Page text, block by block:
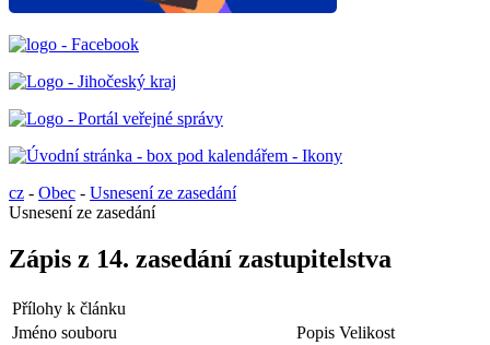
cz - Obec - Usnesení ze zasedání
Usnesení ze zasedání
Zápis z 14. zasedání zastupitelstva
Přílohy k článku
Jméno souboru
Popis Velikost